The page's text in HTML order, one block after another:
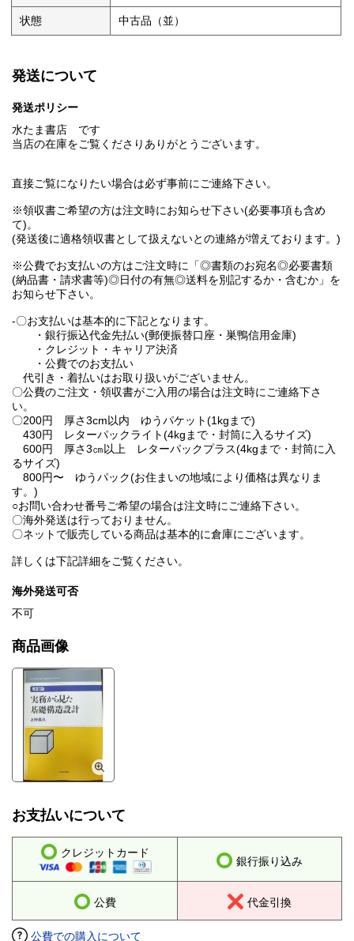
状態 中古品（並）
発送について
発送ポリシー
水たま書店 です
当店の在庫をご覧くださりありがとうございます。
直接ご覧になりたい場合は必ず事前にご連絡下さい。
※領収書ご希望の方は注文時にお知らせ下さい(必要事項も含め
て)。
(発送後に適格領収書として扱えないとの連絡が増えております。)
※公費でお支払いの方はご注文時に「◎書類のお宛名◎必要書類
(納品書・請求書等)◎日付の有無◎送料を別記するか・含むか」を
お知らせ下さい。
-〇お支払いは基本的に下記となります。
・銀行振込代金先払い(郵便振替口座・巣鴨信用金庫)
・クレジット・キャリア決済
・公費でのお支払い
代引き・着払いはお取り扱いがございません。
〇公費のご注文・領収書がご入用の場合は注文時にご連絡下さ
い。
〇200円 厚さ3cm以内 ゆうパケット(1kgまで)
430円 レターパックライト(4kgまで・封筒に入るサイズ)
600円 厚さ3㎝以上 レターパックプラス(4kgまで・封筒に入
るサイズ)
800円〜 ゆうパック(お住まいの地域により価格は異なりま
す。)
○お問い合わせ番号ご希望の場合は注文時にご連絡下さい。
〇海外発送は行っておりません。
〇ネットで販売している商品は基本的に倉庫にございます。
詳しくは下記詳細をご覧ください。
海外発送可否
不可
商品画像
お支払いについて
クレジットカード
銀行振り込み
公費 代金引換
公費での購入について